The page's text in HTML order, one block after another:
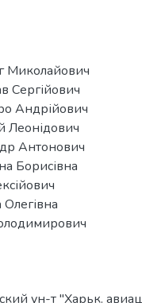
Миколайович
Сергійович
Андрійович
Леонідович
Антонович
Борисівна
ун-т "Харьк.